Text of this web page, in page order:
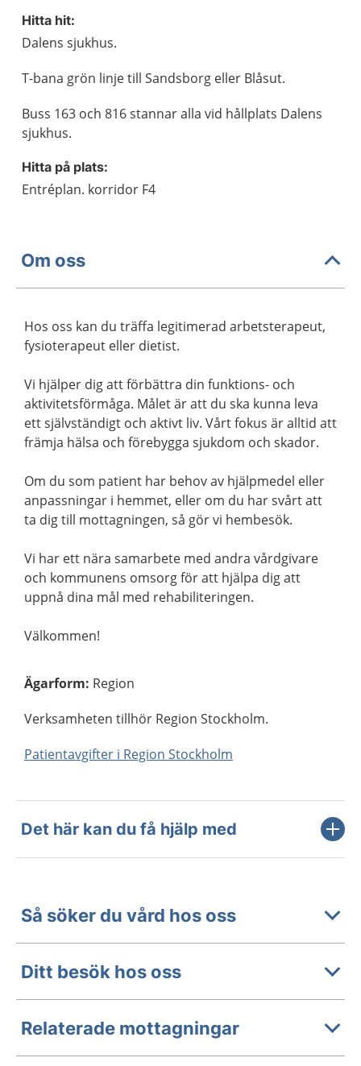
Hitta hit:
Dalens sjukhus.
T-bana grön linje till Sandsborg eller Blåsut.
Buss 163 och 816 stannar alla vid hållplats Dalens
sjukhus.
Hitta på plats:
Entréplan. korridor F4
Om oss
Hos oss kan du träffa legitimerad arbetsterapeut,
fysioterapeut eller dietist.
Vi hjälper dig att förbättra din funktions- och
aktivitetsförmåga. Målet är att du ska kunna leva
ett självständigt och aktivt liv. Vårt fokus är alltid att
främja hälsa och förebygga sjukdom och skador.
Om du som patient har behov av hjälpmedel eller
anpassningar i hemmet, eller om du har svårt att
ta dig till mottagningen, så gör vi hembesök.
Vi har ett nära samarbete med andra vårdgivare
och kommunens omsorg för att hjälpa dig att
uppnå dina mål med rehabiliteringen.
Välkommen!
Ägarform: Region
Verksamheten tillhör Region Stockholm.
Patientavgifter i Region Stockholm
Det här kan du få hjälp med
Så söker du vård hos oss
Ditt besök hos oss
Relaterade mottagningar